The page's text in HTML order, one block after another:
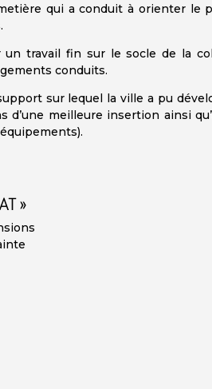
qui a conduit à orienter le
travail fin sur le socle de la
conduits.
sur lequel la ville a pu
meilleure insertion ainsi
»